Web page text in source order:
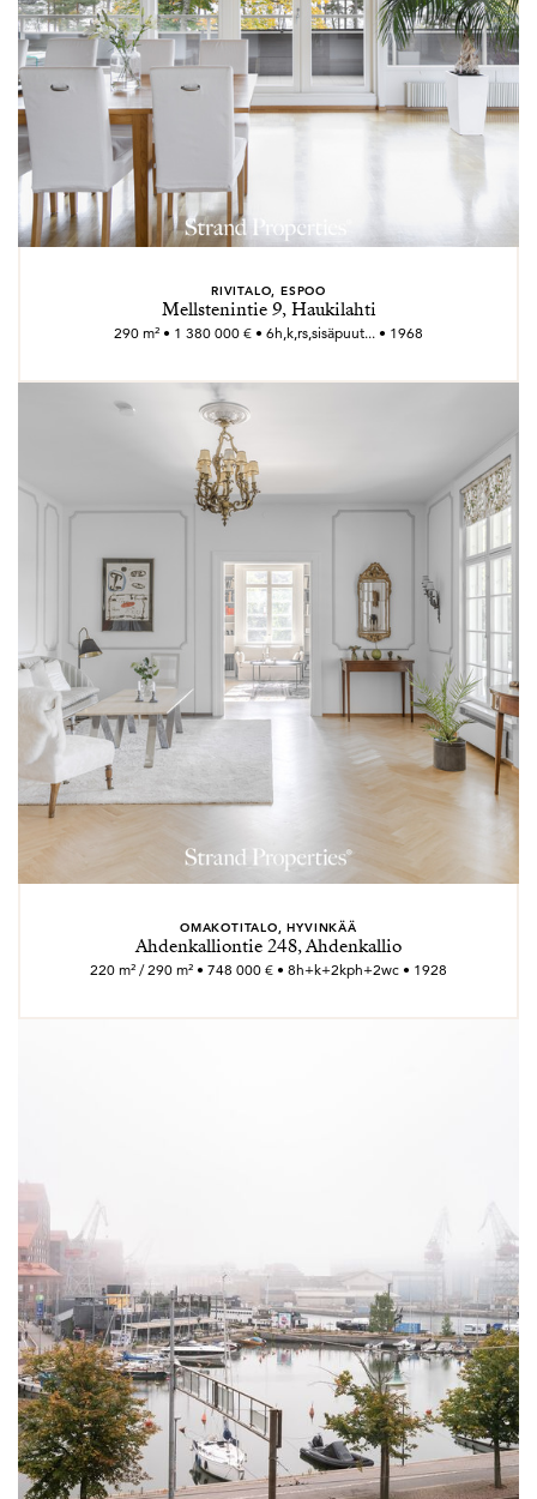
RIVITALO, ESPOO
Mellstenintie 9, Haukilahti
290 m² • 1 380 000 € • 6h,k,rs,sisäpuut... • 1968
OMAKOTITALO, HYVINKÄÄ
Ahdenkalliontie 248, Ahdenkallio
220 m² / 290 m² • 748 000 € • 8h+k+2kph+2wc • 1928